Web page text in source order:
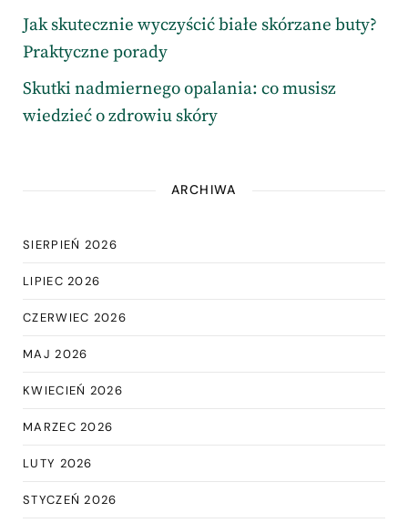
Jak skutecznie wyczyścić białe skórzane buty?
Praktyczne porady
Skutki nadmiernego opalania: co musisz
wiedzieć o zdrowiu skóry
ARCHIWA
SIERPIEŃ 2026
LIPIEC 2026
CZERWIEC 2026
MAJ 2026
KWIECIEŃ 2026
MARZEC 2026
LUTY 2026
STYCZEŃ 2026